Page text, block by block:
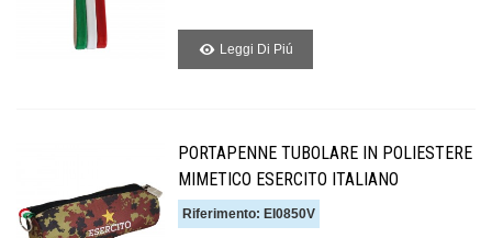
Leggi Di Piú
PORTAPENNE TUBOLARE IN POLIESTERE
MIMETICO ESERCITO ITALIANO
Riferimento: EI0850V